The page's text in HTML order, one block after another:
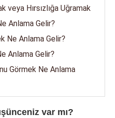
veya Hırsızlığa Uğramak
Anlama Gelir?
Ne Anlama Gelir?
Anlama Gelir?
Görmek Ne Anlama
var mı?